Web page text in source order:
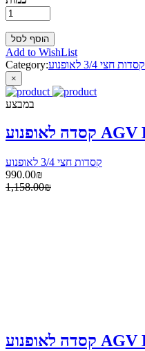
Add to WishList
Category:
קסדות חצי 3/4 לאופנוע
×
במבצע
קסדות חצי 3/4 לאופנוע
990.00₪
1,158.00₪